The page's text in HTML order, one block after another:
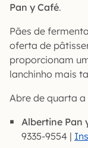
Pan y Café.
Pães de
oferta de
proporcionam
lanchinho mais
Abre de quarta a
Albertine Pan
9335-9554 |